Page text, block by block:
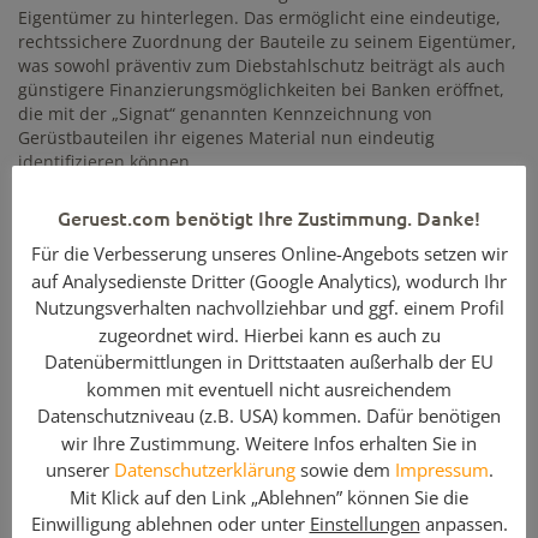
Eigentümer zu hinterlegen. Das ermöglicht eine eindeutige,
rechtssichere Zuordnung der Bauteile zu seinem Eigentümer,
was sowohl präventiv zum Diebstahlschutz beiträgt als auch
günstigere Finanzierungsmöglichkeiten bei Banken eröffnet,
die mit der „Signat“ genannten Kennzeichnung von
Gerüstbauteilen ihr eigenes Material nun eindeutig
identifizieren können.
Produkten bei Altrad plettac assco Früchte trägt, zeigen die
Geschäftszahlen. Ebenso wie die Gruppe verzeichnet das
Unternehmen seit Jahren ein kontinuierliches Wachstum. Im
abgelaufenen Geschäftsjahr erwirtschaftete der
Gerüsthersteller einen Umsatz von 85 Mio. Euro – 20 % mehr
als im Vorjahr. Für 2017 prognostizieren die Geschäftsführer
einen nochmaligen Umsatzsprung auf 95 Mio. Euro.
Angesichts der aktuellen Sonderkonjunktur sei das eine
durchaus realistische Erwartung, wie Ralf Deitenberg
erklärte. Die Nachfrage sei aktuell so hoch, dass die
Produktion das ganze Jahr über voll ausgelastet sei. Von
einem Saisongeschäft könne momentan keine Rede sein. Das
habe u. a. den positiven Effekt gehabt, dass das
Geruest.com benötigt Ihre Zustimmung. Danke!
Für die Verbesserung unseres Online-Angebots setzen wir
auf Analysedienste Dritter (Google Analytics), wodurch Ihr
Nutzungsverhalten nachvollziehbar und ggf. einem Profil
zugeordnet wird. Hierbei kann es auch zu
Datenübermittlungen in Drittstaaten außerhalb der EU
kommen mit eventuell nicht ausreichendem
Datenschutzniveau (z.B. USA) kommen. Dafür benötigen
wir Ihre Zustimmung. Weitere Infos erhalten Sie in
unserer Datenschutzerklärungsowie dem Impressum.
Mit Klick auf den Link „Ablehnen” können Sie die
Einwilligung ablehnen oder unter Einstellungen anpassen.